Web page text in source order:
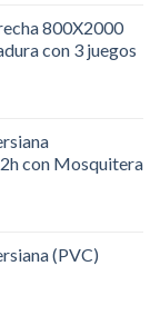
800X2000
con 3 juegos
con Mosquitera
(PVC)